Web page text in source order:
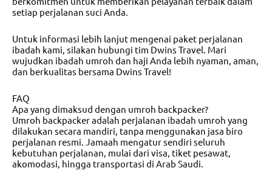
setiap perjalanan suci Anda.
Untuk informasi lebih lanjut mengenai paket perjalanan
ibadah kami, silakan hubungi tim Dwins Travel. Mari
wujudkan ibadah umroh dan haji Anda lebih nyaman, aman,
dan berkualitas bersama Dwins Travel!
FAQ
Apa yang dimaksud dengan umroh backpacker?
Umroh backpacker adalah perjalanan ibadah umroh yang
dilakukan secara mandiri, tanpa menggunakan jasa biro
perjalanan resmi. Jamaah mengatur sendiri seluruh
kebutuhan perjalanan, mulai dari visa, tiket pesawat,
akomodasi, hingga transportasi di Arab Saudi.